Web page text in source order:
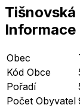
Tišnovská
Informace
Obec
Kód Obce
Pořadí
Počet Obyvatel